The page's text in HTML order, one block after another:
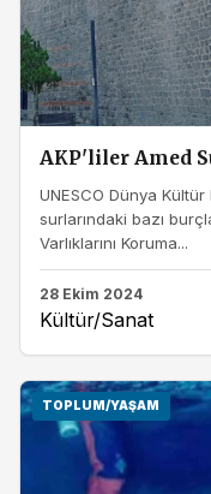
AKP'liler Amed
UNESCO Dünya
surlarındaki bazı
Varlıklarını Koruma...
28 Ekim 2024
Kültür/Sanat
TOPLUM/YAŞAM